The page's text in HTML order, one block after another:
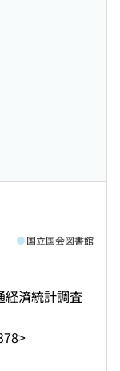
経済統計調査
国立国会図書館